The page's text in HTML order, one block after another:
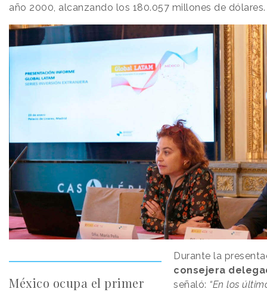
año 2000, alcanzando los 180.057 millones de dólares.
México ocupa el primer
Durante la
consejera
señaló: “En los